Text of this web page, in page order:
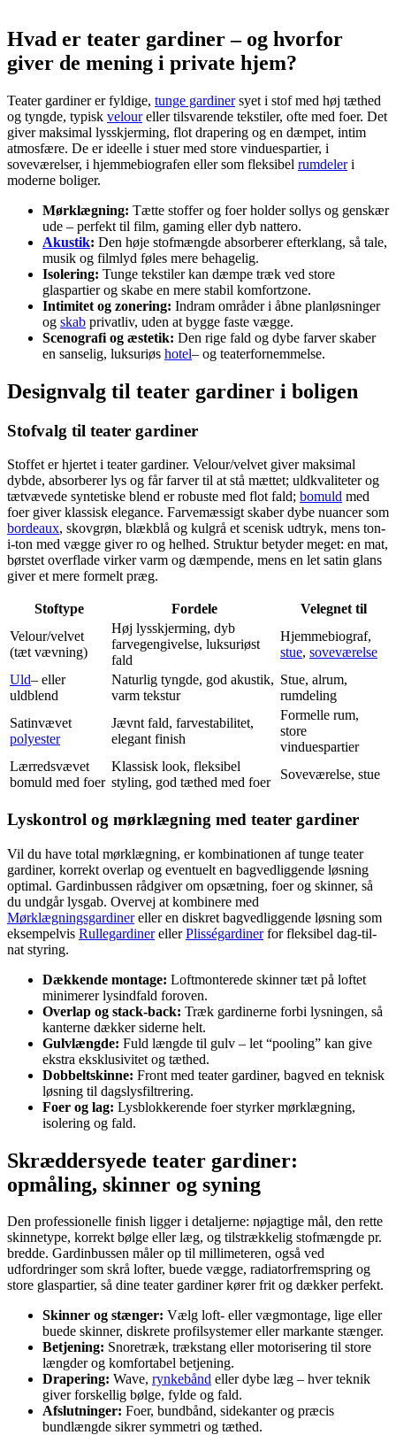
Hvad er teater gardiner – og hvorfor
giver de mening i private hjem?
Teater gardiner er fyldige, tunge gardinersyet i stof med høj tæthed
og tyngde, typisk veloureller tilsvarende tekstiler, ofte med foer. Det
giver maksimal lysskjerming, flot drapering og en dæmpet, intim
atmosfære. De er ideelle i stuer med store vinduespartier, i
soveværelser, i hjemmebiografen eller som fleksibel rumdeleri
moderne boliger.
Mørklægning: Tætte stoffer og foer holder sollys og genskær
ude – perfekt til film, gaming eller dyb nattero.
Akustik: Den høje stofmængde absorberer efterklang, så tale,
musik og filmlyd føles mere behagelig.
Isolering: Tunge tekstiler kan dæmpe træk ved store
glaspartier og skabe en mere stabil komfortzone.
Intimitet og zonering: Indram områder i åbne planløsninger
og skab privatliv, uden at bygge faste vægge.
Scenografi og æstetik: Den rige fald og dybe farver skaber
en sanselig, luksuriøs hotel– og teaterfornemmelse.
Designvalg til teater gardiner i boligen
Stofvalg til teater gardiner
Stoffet er hjertet i teater gardiner. Velour/velvet giver maksimal
dybde, absorberer lys og får farver til at stå mættet; uldkvaliteter og
tætvævede syntetiske blend er robuste med flot fald; bomuld med
foer giver klassisk elegance. Farvemæssigt skaber dybe nuancer som
bordeaux, skovgrøn, blækblå og kulgrå et scenisk udtryk, mens ton-
i-ton med vægge giver ro og helhed. Struktur betyder meget: en mat,
børstet overflade virker varm og dæmpende, mens en let satin glans
giver et mere formelt præg.
Stoftype Fordele
Velegnet til
Velour/velvet
(tæt vævning)
Høj lysskjerming, dyb
farvegengivelse, luksuriøst
fald
Hjemmebiograf,
stue, soveværelse
Uld– eller
uldblend
Naturlig tyngde, god akustik,
varm tekstur
Stue, alrum,
rumdeling
Satinvævet
polyester
Jævnt fald, farvestabilitet,
elegant finish
Formelle rum,
store
vinduespartier
Lærredsvævet
bomuld med foer
Klassisk look, fleksibel
styling, god tæthed med foer
Soveværelse, stue
Lyskontrol og mørklægning med teater gardiner
Vil du have total mørklægning, er kombinationen af tunge teater
gardiner, korrekt overlap og eventuelt en bagvedliggende løsning
optimal. Gardinbussen rådgiver om opsætning, foer og skinner, så
du undgår lysgab. Overvej at kombinere med
Mørklægningsgardinereller en diskret bagvedliggende løsning som
eksempelvis RullegardinerellerPlisségardinerfor fleksibel dag-til-
nat styring.
Dækkende montage: Loftmonterede skinner tæt på loftet
minimerer lysindfald foroven.
Overlap og stack-back: Træk gardinerne forbi lysningen, så
kanterne dækker siderne helt.
Gulvlængde: Fuld længde til gulv – let “pooling” kan give
ekstra eksklusivitet og tæthed.
Dobbeltskinne: Front med teater gardiner, bagved en teknisk
løsning til dagslysfiltrering.
Foer og lag: Lysblokkerende foer styrker mørklægning,
isolering og fald.
Skræddersyede teater gardiner:
opmåling, skinner og syning
Den professionelle finish ligger i detaljerne: nøjagtige mål, den rette
skinnetype, korrekt bølge eller læg, og tilstrækkelig stofmængde pr.
bredde. Gardinbussen måler op til millimeteren, også ved
udfordringer som skrå lofter, buede vægge, radiatorfremspring og
store glaspartier, så dine teater gardiner kører frit og dækker perfekt.
Skinner og stænger: Vælg loft- eller vægmontage, lige eller
buede skinner, diskrete profilsystemer eller markante stænger.
Betjening: Snoretræk, trækstang eller motorisering til store
længder og komfortabel betjening.
Drapering: Wave, rynkebånd eller dybe læg – hver teknik
giver forskellig bølge, fylde og fald.
Afslutninger: Foer, bundbånd, sidekanter og præcis
bundlængde sikrer symmetri og tæthed.